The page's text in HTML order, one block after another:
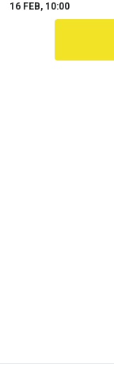
16 FEB, 10:00